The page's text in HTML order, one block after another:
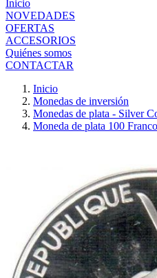
Inicio
NOVEDADES
OFERTAS
ACCESORIOS
Quiénes somos
CONTACTAR
Inicio
Monedas de inversión
Monedas de plata - Silver
Moneda de plata 100